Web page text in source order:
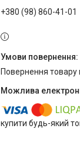
+380 (98) 860-41-01
повернення
купити будь-який